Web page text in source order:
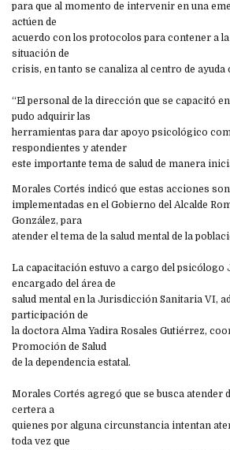
para que al momento de intervenir en una
actúen de
acuerdo con los protocolos para contener a
situación de
crisis, en tanto se canaliza al centro de ayuda
“El personal de la dirección que se capacitó
pudo adquirir las
herramientas para dar apoyo psicológico
respondientes y atender
este importante tema de salud de manera
Morales Cortés indicó que estas acciones
implementadas en el Gobierno del Alcalde
González, para
atender el tema de la salud mental de la
La capacitación estuvo a cargo del psicólogo
encargado del área de
salud mental en la Jurisdicción Sanitaria VI,
participación de
la doctora Alma Yadira Rosales Gutiérrez,
Promoción de Salud
de la dependencia estatal.
Morales Cortés agregó que se busca atender
certera a
quienes por alguna circunstancia intentan
toda vez que